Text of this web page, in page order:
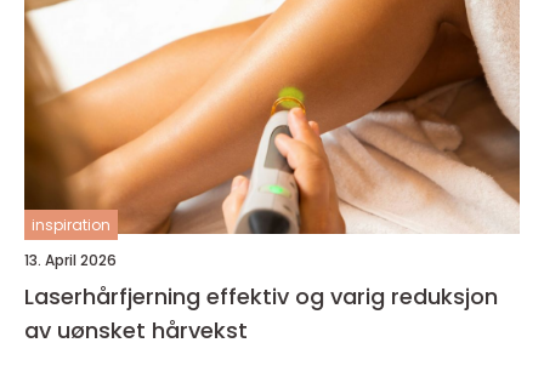
inspiration
13. April 2026
Laserhårfjerning effektiv og varig reduksjon
av uønsket hårvekst